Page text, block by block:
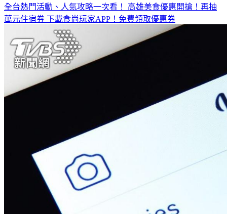
全台熱門活動、人氣攻略一次看！ 高雄美食優惠開搶！再抽
萬元住宿券 下載食尚玩家APP！免費領取優惠券